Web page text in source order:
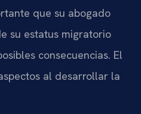
que su abogado
su estatus migratorio
consecuencias. El
al desarrollar la